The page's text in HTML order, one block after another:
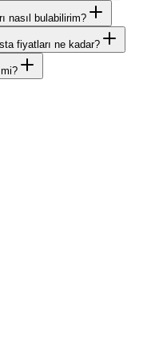
nasıl bulabilirim?
fiyatları ne kadar?